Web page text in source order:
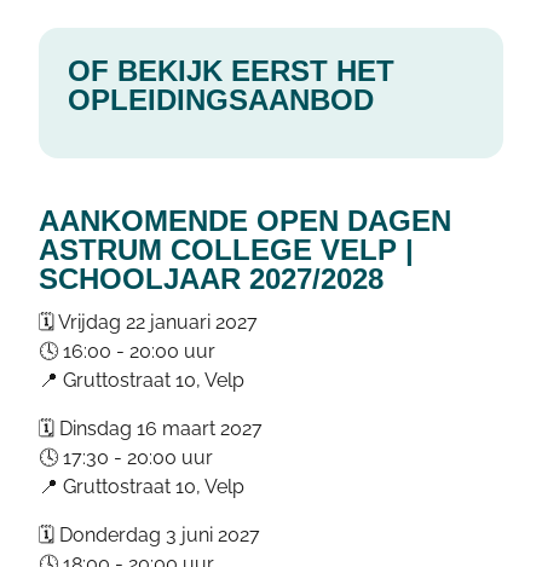
OF BEKIJK EERST HET
OPLEIDINGSAANBOD
AANKOMENDE OPEN DAGEN
ASTRUM COLLEGE VELP |
SCHOOLJAAR 2027/2028
🗓️ Vrijdag 22 januari 2027
🕓 16:00 - 20:00 uur
📍 Gruttostraat 10, Velp
🗓️ Dinsdag 16 maart 2027
🕓 17:30 - 20:00 uur
📍 Gruttostraat 10, Velp
🗓️ Donderdag 3 juni 2027